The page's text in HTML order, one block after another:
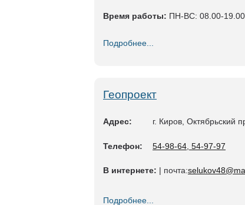
Время работы: ПН-ВС: 08.00-19.00
Подробнее...
Геопроект
Адрес: г. Киров, Октябрьский
Телефон: 54-98-64, 54-97-97
В интернете: | почта:
Подробнее...